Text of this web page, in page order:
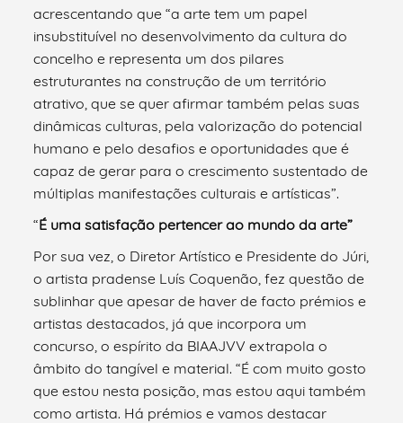
acrescentando que “a arte tem um papel
insubstituível no desenvolvimento da cultura do
concelho e representa um dos pilares
estruturantes na construção de um território
atrativo, que se quer afirmar também pelas suas
dinâmicas culturas, pela valorização do potencial
humano e pelo desafios e oportunidades que é
capaz de gerar para o crescimento sustentado de
múltiplas manifestações culturais e artísticas”.
“É uma satisfação pertencer ao mundo da arte”
Por sua vez, o Diretor Artístico e Presidente do Júri,
o artista pradense Luís Coquenão, fez questão de
sublinhar que apesar de haver de facto prémios e
artistas destacados, já que incorpora um
concurso, o espírito da BIAAJVV extrapola o
âmbito do tangível e material. “É com muito gosto
que estou nesta posição, mas estou aqui também
como artista. Há prémios e vamos destacar